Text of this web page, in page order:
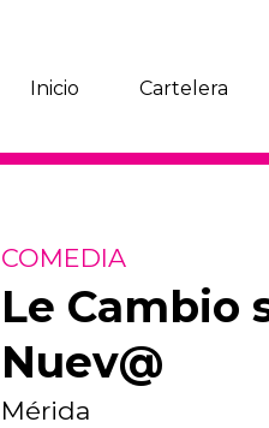
Inicio Cartelera
COMEDIA
Le Cambio
Nuev@
Mérida